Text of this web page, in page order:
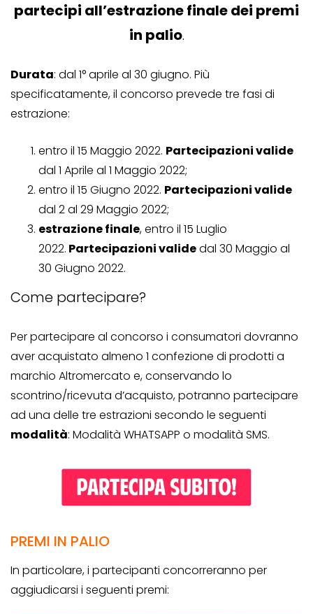
partecipi all’estrazione finale dei premi
in palio.
Durata: dal 1° aprile al 30 giugno. Più
specificatamente, il concorso prevede tre fasi di
estrazione:
entro il 15 Maggio 2022. Partecipazioni valide
dal 1 Aprile al 1 Maggio 2022;
entro il 15 Giugno 2022. Partecipazioni valide
dal 2 al 29 Maggio 2022;
estrazione finale, entro il 15 Luglio
2022. Partecipazioni validedal 30 Maggio al
30 Giugno 2022.
Come partecipare?
Per partecipare al concorso i consumatori dovranno
aver acquistato almeno 1 confezione di prodotti a
marchio Altromercato e, conservando lo
scontrino/ricevuta d’acquisto, potranno partecipare
ad una delle tre estrazioni secondo le seguenti
modalità: Modalità WHATSAPP o modalità SMS.
PREMI IN PALIO
In particolare, i partecipanti concorreranno per
aggiudicarsi i seguenti premi: